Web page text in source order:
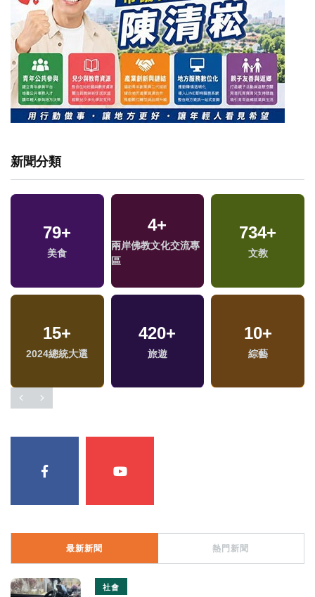
新聞分類
79+
美食
4+
兩岸佛教文化交流專
區
734+
文教
15+
2024總統大選
420+
旅遊
10+
綜藝
最新新聞 熱門新聞
社會